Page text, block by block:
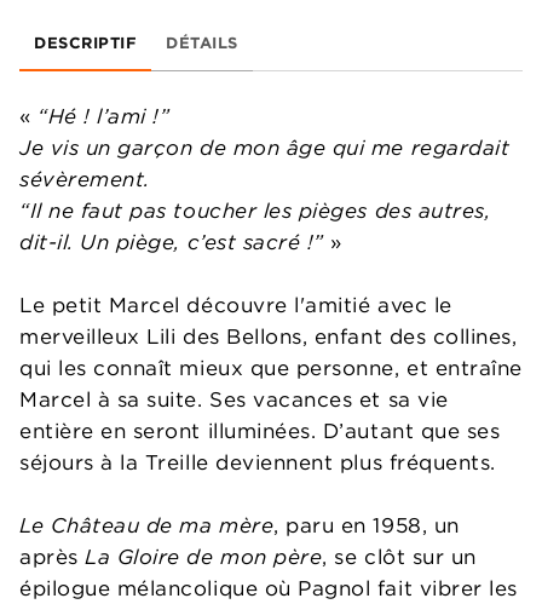
DESCRIPTIF DÉTAILS
« “Hé ! l’ami !”
Je vis un garçon de mon âge qui me regardait
sévèrement.
“Il ne faut pas toucher les pièges des autres,
dit-il. Un piège, c’est sacré !”»
Le petit Marcel découvre l'amitié avec le
merveilleux Lili des Bellons, enfant des collines,
qui les connaît mieux que personne, et entraîne
Marcel à sa suite. Ses vacances et sa vie
entière en seront illuminées. D’autant que ses
séjours à la Treille deviennent plus fréquents.
Le Château de ma mère, paru en 1958, un
aprèsLa Gloire de mon père, se clôt sur un
épilogue mélancolique où Pagnol fait vibrer les